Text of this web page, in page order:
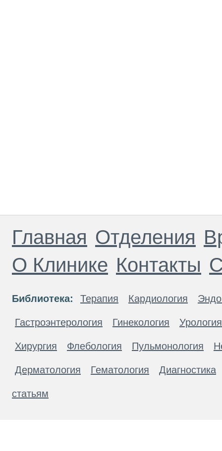
Главная Отделения
О Клинике Контакты
Библиотека: Терапия Кардиология
Гастроэнтерология Гинекология Урология
Хирургия Флебология Пульмонология
Дерматология Гематология Диагностика
статьям